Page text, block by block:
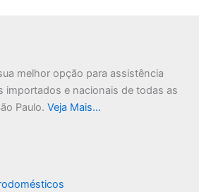
melhor opção para assistência
importados e nacionais de todas as
Paulo. Veja Mais…